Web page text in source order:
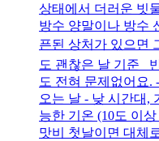
상태에서 더러운 빗
방수 양말이나 방수
픈된 상처가 있으면
도 괜찮은 날 기준
도 전혀 문제없어요.
오는 날 - 낮 시간대,
능한 기온 (10도 이
맛비 첫날이면 대체